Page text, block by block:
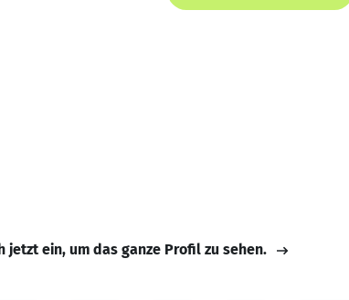
jetzt ein, um das ganze Profil zu sehen.